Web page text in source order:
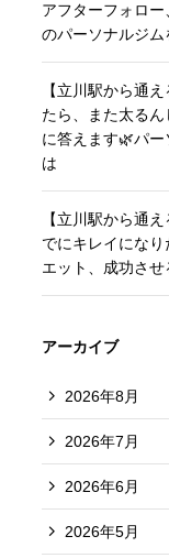
アフターフォロー
のパーソナルジム
【立川駅から通
たら、また太る
に答えます🌿パ
は
【立川駅から通
でにキレイにな
エット、成功さ
アーカイブ
2026年8月
2026年7月
2026年6月
2026年5月